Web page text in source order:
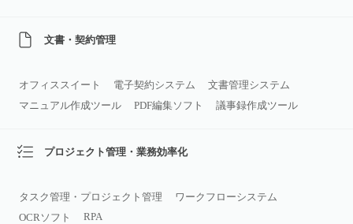
文書・契約管理
オフィススイート 電子契約システム
文書管理システム
マニュアル作成ツール
PDF編集ソフト 議事録作成ツール
プロジェクト管理・業務効率化
タスク管理・プロジェクト管理
ワークフローシステム
OCRソフト
RPA